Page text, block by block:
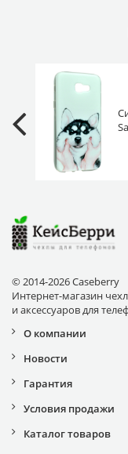
© 2014-2026 Caseberry
Интернет-магазин
и аксессуаров для
О компании
Новости
Гарантия
Условия продажи
Каталог товаров